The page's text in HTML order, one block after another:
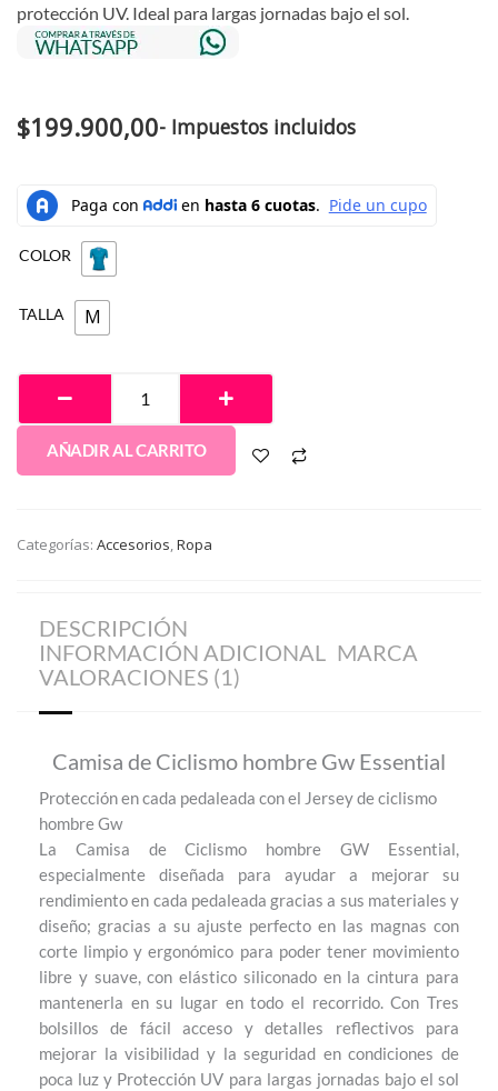
protección UV. Ideal para largas jornadas bajo el sol.
$199.900,00- Impuestos incluidos
COLOR
TALLA M
de
AÑADIR AL CARRITO
Categorías: Accesorios,Ropa
DESCRIPCIÓN
INFORMACIÓN ADICIONAL
MARCA
VALORACIONES (1)
Camisa de Ciclismo hombre Gw Essential
Protección en cada pedaleada con el Jersey de ciclismo
hombre Gw
La Camisa de Ciclismo hombre GW Essential,
especialmente diseñada para ayudar a mejorar su
rendimiento en cada pedaleada gracias a sus materiales y
diseño; gracias a su ajuste perfecto en las magnas con
corte limpio y ergonómico para poder tener movimiento
libre y suave, con elástico siliconado en la cintura para
mantenerla en su lugar en todo el recorrido. Con Tres
bolsillos de fácil acceso y detalles reflectivos para
mejorar la visibilidad y la seguridad en condiciones de
poca luz y Protección UV para largas jornadas bajo el sol